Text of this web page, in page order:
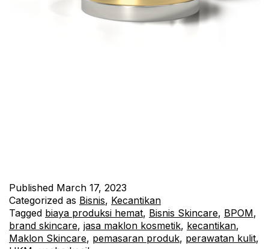
Published March 17, 2023
Categorized as Bisnis, Kecantikan
Tagged biaya produksi hemat, Bisnis Skincare, BPOM,
brand skincare, jasa maklon kosmetik, kecantikan,
Maklon Skincare, pemasaran produk, perawatan kulit,